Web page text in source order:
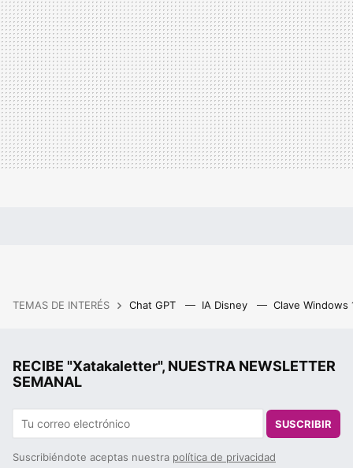
TEMAS DE INTERÉS Chat GPT IA Disney Clave Windows
RECIBE "Xatakaletter", NUESTRA NEWSLETTER
SEMANAL
SUSCRIBIR
Suscribiéndote aceptas nuestra política de privacidad